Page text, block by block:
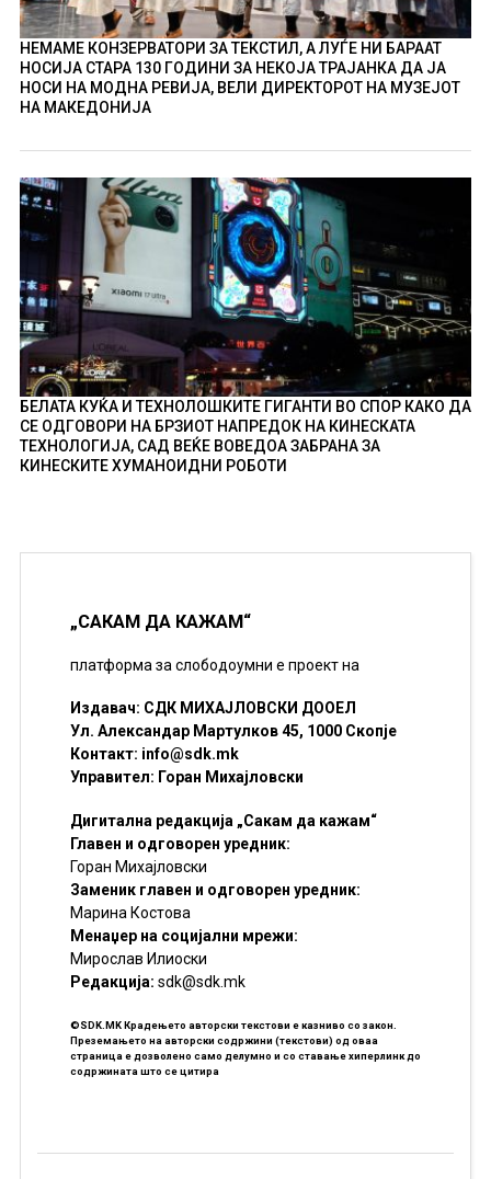
НЕМАМЕ КОНЗЕРВАТОРИ ЗА ТЕКСТИЛ, А ЛУЃЕ НИ БАРААТ
НОСИЈА СТАРА 130 ГОДИНИ ЗА НЕКОЈА ТРАЈАНКА ДА ЈА
НОСИ НА МОДНА РЕВИЈА, ВЕЛИ ДИРЕКТОРОТ НА МУЗЕЈОТ
НА МАКЕДОНИЈА
БЕЛАТА КУЌА И ТЕХНОЛОШКИТЕ ГИГАНТИ ВО СПОР КАКО ДА
СЕ ОДГОВОРИ НА БРЗИОТ НАПРЕДОК НА КИНЕСКАТА
ТЕХНОЛОГИЈА, САД ВЕЌЕ ВОВЕДОА ЗАБРАНА ЗА
КИНЕСКИТЕ ХУМАНОИДНИ РОБОТИ
„САКАМ ДА КАЖАМ“
платформа за слободоумни е проект на
Издавач: СДК МИХАЈЛОВСКИ ДООЕЛ
Ул. Александар Мартулков 45, 1000 Скопје
Контакт: info@sdk.mk
Управител: Горан Михајловски
Дигитална редакција „Сакам да кажам“
Главен и одговорен уредник:
Горан Михајловски
Заменик главен и одговорен уредник:
Марина Костова
Менаџер на социјални мрежи:
Мирослав Илиоски
Редакцијa: sdk@sdk.mk
©SDK.MK Крадењето авторски текстови е казниво со закон.
Преземањето на авторски содржини (текстови) од оваа
страница е дозволено само делумно и со ставање хиперлинк до
содржината што се цитира